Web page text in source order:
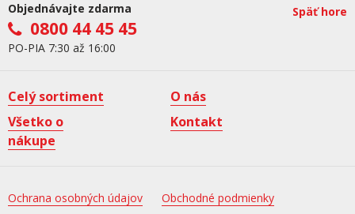
Objednávajte zdarma
0800 44 45 45
PO-PIA 7:30 až 16:00
Späť hore
Celý sortiment
O nás
Všetko o
nákupe
Kontakt
Ochrana osobných údajov Obchodné podmienky